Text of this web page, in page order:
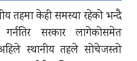
तहमा केही समस्या रहेको भन्दै
सरकार लागेकोसमेत
स्थानीय तहले सोचेजस्तो